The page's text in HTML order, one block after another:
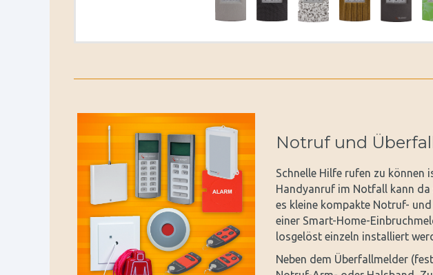
Notruf und
Schnelle Hilfe rufen zu können
Handyanruf im Notfall kann
es kleine kompakte Notruf-
einer Smart-Home-
losgelöst einzeln installiert
Neben dem Überfallmelder